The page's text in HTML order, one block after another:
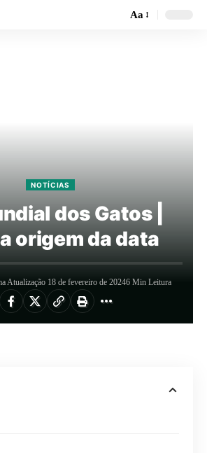
Aa
NOTÍCIAS
dos Gatos |
origem da data
Atualização 18 de fevereiro de 20246 Min Leitura